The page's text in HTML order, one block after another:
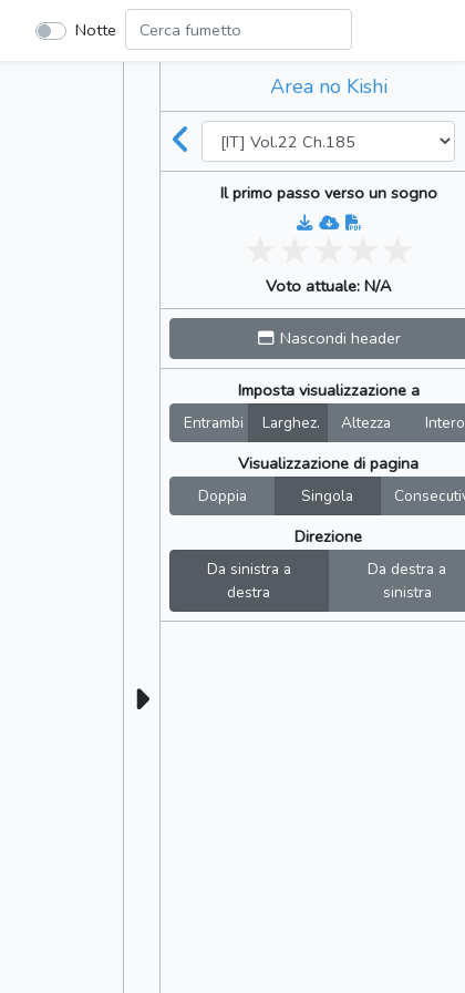
Notte
Area no Kishi
Il primo passo verso un sogno
Voto attuale: N/A
Nascondi header
Imposta visualizzazione a
Entrambi Larghez. Altezza Intero
Visualizzazione di pagina
Doppia Singola
Direzione
Da sinistra a
destra
Da destra a
sinistra